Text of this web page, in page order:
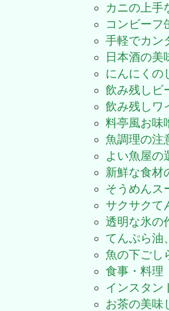
カニの上手
コンビーフ
手軽でカン
日本酒の美
にんにくの
飲み残しビ
飲み残しワ
料亭風お味
魚調理の注
よい魚屋の
新鮮な食材
そうめんス
サクサクて
透明な氷の
てんぷら油
魚の下ごし
食事・料理
インスタン
お茶の美味